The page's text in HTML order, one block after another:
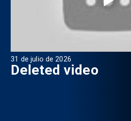
31 de julio de 2026
Deleted video